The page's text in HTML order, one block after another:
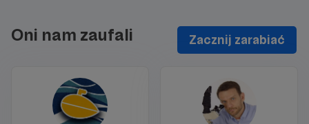
Oni nam zaufali Zacznij zarabiać